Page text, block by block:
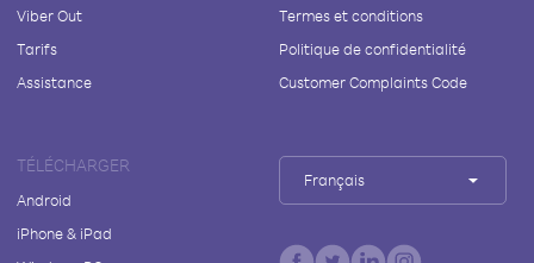
Viber Out
Tarifs
Assistance
Termes et conditions
Politique de confidentialité
Customer Complaints Code
TÉLÉCHARGER
Android
iPhone & iPad
Français